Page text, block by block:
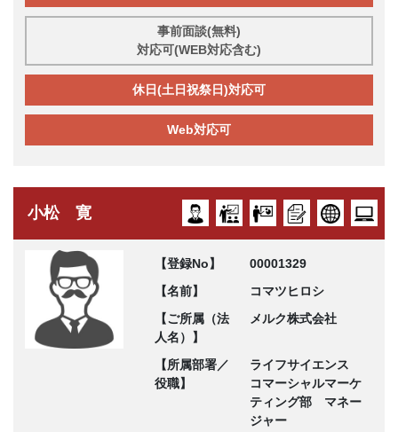
事前面談(無料)
対応可(WEB対応含む)
休日(土日祝祭日)対応可
Web対応可
小松 寛
【登録No】
00001329
【名前】
コマツヒロシ
【ご所属（法
人名）】
メルク株式会社
【所属部署／
役職】
ライフサイエンス
コマーシャルマーケ
ティング部 マネー
ジャー